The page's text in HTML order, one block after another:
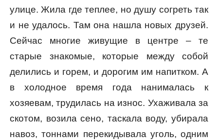
улице. Жила где теплее, но душу согреть так
и не удалось. Там она нашла новых друзей.
Сейчас многие живущие в центре – те
старые знакомые, которые между собой
делились и горем, и дорогим им напитком. А
в холодное время года нанималась к
хозяевам, трудилась на износ. Ухаживала за
скотом, возила сено, таскала воду, убирала
навоз, тоннами перекидывала уголь, одним